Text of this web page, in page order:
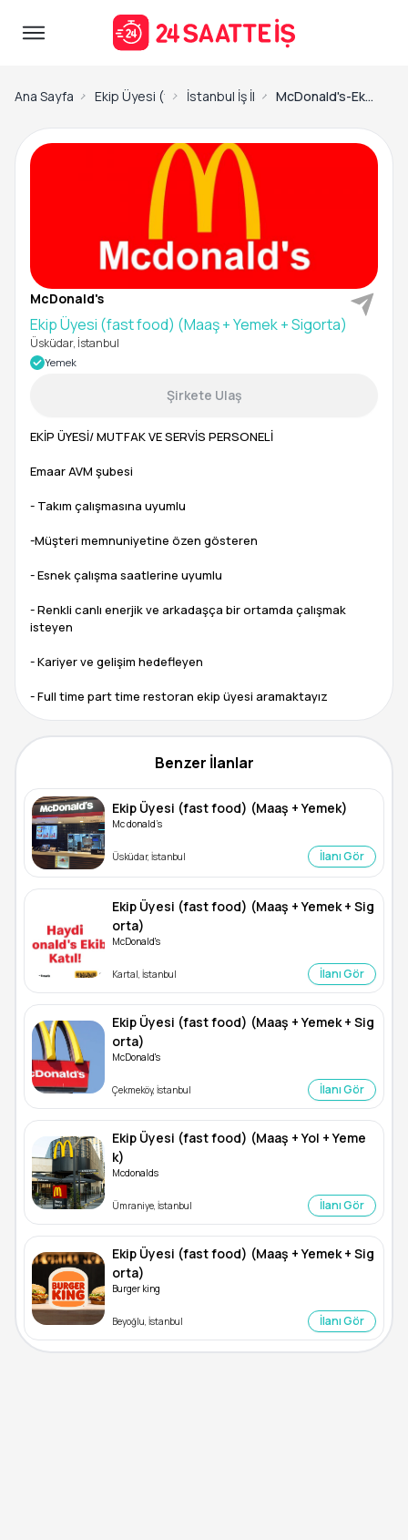
Ana Sayfa Ekip Üyesi (fast food) İş İlanları
İstanbul İş İlanları McDonald's-Ekip Üyesi (fast food) (Maaş + Yemek + Sigorta)
McDonald's
Ekip Üyesi (fast food) (Maaş + Yemek + Sigorta)
Üsküdar, İstanbul
Yemek
Şirkete Ulaş
EKİP ÜYESİ/ MUTFAK VE SERVİS PERSONELİ
Emaar AVM şubesi
- Takım çalışmasına uyumlu
-Müşteri memnuniyetine özen gösteren
- Esnek çalışma saatlerine uyumlu
- Renkli canlı enerjik ve arkadaşça bir ortamda çalışmak
isteyen
- Kariyer ve gelişim hedefleyen
- Full time part time restoran ekip üyesi aramaktayız
Benzer İlanlar
Ekip Üyesi (fast food) (Maaş + Yemek)
Mc donald’s
Üsküdar, İstanbul İlanı Gör
Ekip Üyesi (fast food) (Maaş + Yemek + Sig
orta)
McDonald's
Kartal, İstanbul İlanı Gör
Ekip Üyesi (fast food) (Maaş + Yemek + Sig
orta)
McDonald's
Çekmeköy, İstanbul İlanı Gör
Ekip Üyesi (fast food) (Maaş + Yol + Yeme
k)
Mcdonalds
Ümraniye, İstanbul İlanı Gör
Ekip Üyesi (fast food) (Maaş + Yemek + Sig
orta)
Burger king
Beyoğlu, İstanbul İlanı Gör